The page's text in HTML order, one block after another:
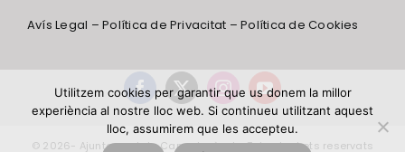
Avís Legal –Política de Privacitat –Política de Cookies
© 2026- Ajuntament de Campdevànol - Tots els drets reservats
Utilitzem cookies per garantir que us donem la millor
experiència al nostre lloc web. Si continueu utilitzant aquest
lloc, assumirem que les accepteu.